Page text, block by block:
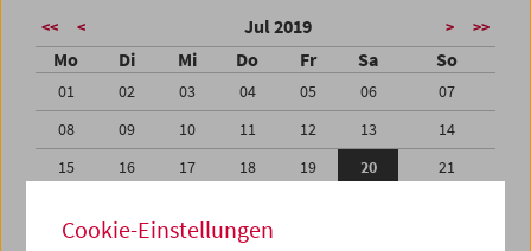
<< < Jul 2019 > >>
Mo Di Mi Do Fr Sa So
01 02 03 04 05 06
07
08
09 10 11 12 13
14
15
16 17 18 19 20
21
29
30 31 01
Cookie-Einstellungen